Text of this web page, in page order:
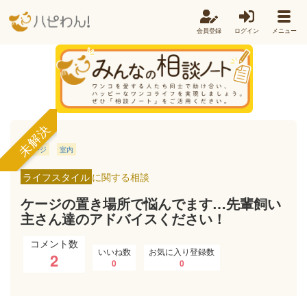
会員登録 ログイン メニュー
未解決
ケージ 室内
ライフスタイル に関する相談
ケージの置き場所で悩んでます…先輩飼い
主さん達のアドバイスください！
コメント数
2 いいね数
0
お気に入り登録数
0